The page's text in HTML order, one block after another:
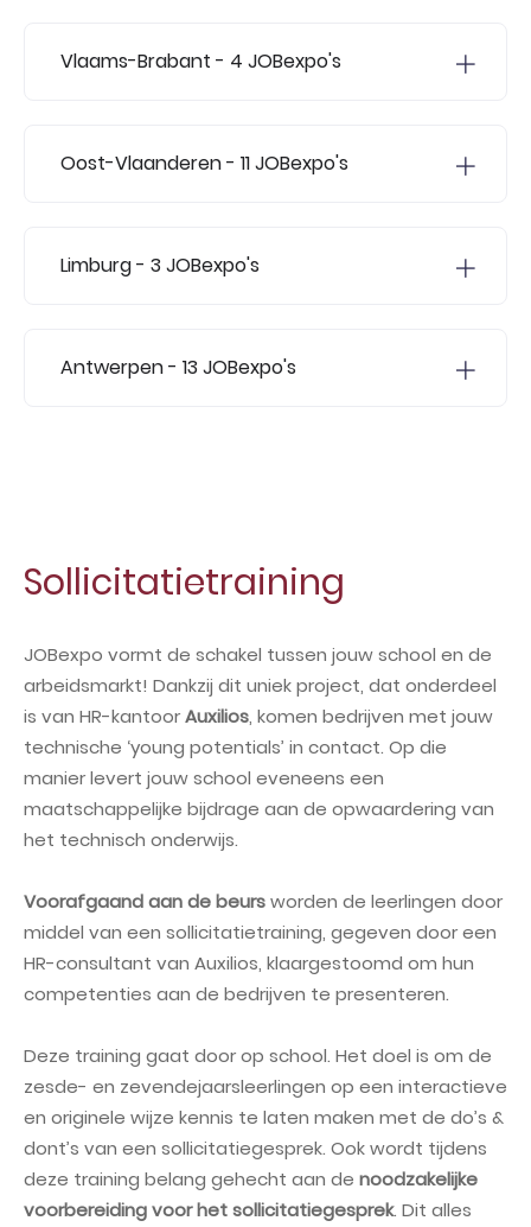
Vlaams-Brabant - 4 JOBexpo's
Oost-Vlaanderen- 11 JOBexpo's
Limburg- 3 JOBexpo's
Antwerpen- 13 JOBexpo's
Sollicitatietraining
JOBexpo vormt de schakel tussen jouw school en de
arbeidsmarkt! Dankzij dit uniek project, dat onderdeel
is van HR-kantoorAuxilios, komen bedrijven met jouw
technische ‘young potentials’ in contact. Op die
manier levert jouw school eveneens een
maatschappelijke bijdrage aan de opwaardering van
het technisch onderwijs.
Voorafgaand aan de beursworden de leerlingen door
middel van een sollicitatietraining, gegeven door een
HR-consultant van Auxilios, klaargestoomd om hun
competenties aan de bedrijven te presenteren.
Deze training gaat door op school. Het doel is om de
zesde- en zevendejaarsleerlingen op een interactieve
en originele wijze kennis te laten maken met de do’s &
dont’s van een sollicitatiegesprek. Ook wordt tijdens
deze training belang gehecht aan de noodzakelijke
voorbereiding voor het sollicitatiegesprek. Dit alles